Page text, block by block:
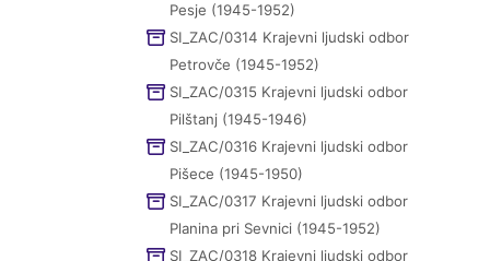
Pesje (1945-1952)
SI_ZAC/0314 Krajevni ljudski odbor
Petrovče (1945-1952)
SI_ZAC/0315 Krajevni ljudski odbor
Pilštanj (1945-1946)
SI_ZAC/0316 Krajevni ljudski odbor
Pišece (1945-1950)
SI_ZAC/0317 Krajevni ljudski odbor
Planina pri Sevnici (1945-1952)
SI_ZAC/0318 Krajevni ljudski odbor